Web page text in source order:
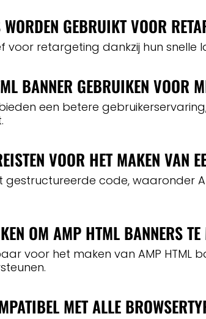
GEBRUIKT VOOR
voor retargeting dankzij hun
BANNER GEBRUIKEN VOOR
bieden een betere
VOOR HET MAKEN VAN
gestructureerde code, waaronder
OM AMP HTML BANNERS
voor het maken van AMP
MET ALLE